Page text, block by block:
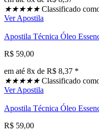
★★★★★ Classificado
Ver Apostila
Apostila Técnica Óleo
R$ 59,00
em até 8x de R$ 8,37 *
★★★★★ Classificado
Ver Apostila
Apostila Técnica Óleo
R$ 59,00